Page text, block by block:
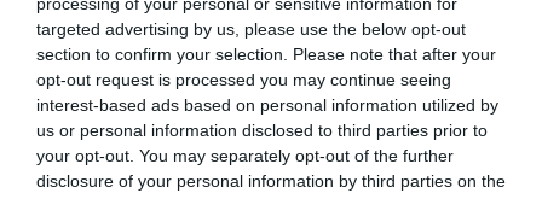
targeted advertising by us, please use the below opt-out
section to confirm your selection. Please note that after your
opt-out request is processed you may continue seeing
interest-based ads based on personal information utilized by
us or personal information disclosed to third parties prior to
your opt-out. You may separately opt-out of the further
disclosure of your personal information by third parties on the
Péter Király
2021. Október 20.
milyen sokat költöttek rá. Arra
nem gondoltam viszont, hogy
nem igazán látnák szívesen
minket. Első kérdés, hogy van
e foglalásunk. Nem volt
foglalásunk. Egyik asztalon